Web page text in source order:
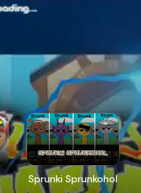
Sprunki Sprunkohol